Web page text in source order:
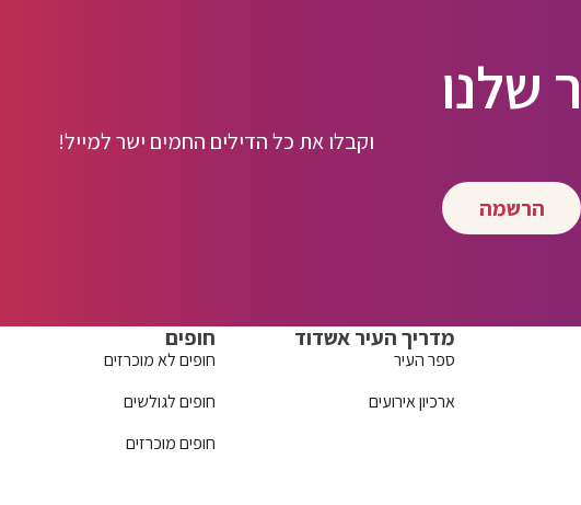
שלנו
וקבלו את כל הדילים החמים ישר למייל!
הרשמה
מדריך העיר אשדוד
ספר העיר
ארכיון אירועים
חופים
חופים לא מוכרזים
חופים לגולשים
חופים מוכרזים